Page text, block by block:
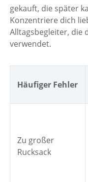
gekauft, die später
Konzentriere dich
Alltagsbegleiter, die
verwendet.
Häufiger Fehler
Zu großer
Rucksack